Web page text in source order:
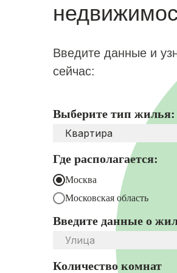
Выберите тип жилья:
Где располагается:
Москва
Московская область
Введите данные о
Количество комнат
Введите данные и
сейчас: